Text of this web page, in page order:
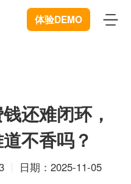
体验DEMO
还难闭环，
不香吗？
日期：2025-11-05